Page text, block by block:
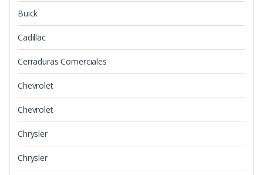
Buick
Cadillac
Cerraduras Comerciales
Chevrolet
Chevrolet
Chrysler
Chrysler